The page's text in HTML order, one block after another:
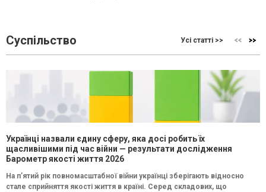
Суспільство Усі статті >>
Українці назвали єдину сферу, яка досі робить їх
щасливішими під час війни — результати дослідження
Барометр якості життя 2026
На п’ятий рік повномасштабної війни українці зберігають відносно
стале сприйняття якості життя в країні. Серед складових, що